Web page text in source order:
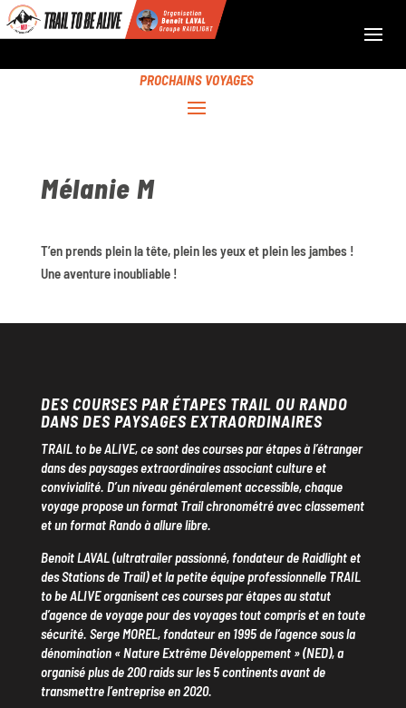
PROCHAINS VOYAGES
Mélanie M
T’en prends plein la tête, plein les yeux et plein les jambes !
Une aventure inoubliable !
DES COURSES PAR ÉTAPES TRAIL OU RANDO
DANS DES PAYSAGES EXTRAORDINAIRES
TRAIL to be ALIVE, ce sont des courses par étapes à l’étranger
dans des paysages extraordinaires associant culture et
convivialité. D’un niveau généralement accessible, chaque
voyage propose un format Trail chronométré avec classement
et un format Rando à allure libre.
Benoit LAVAL (ultratrailer passionné, fondateur de Raidlight et
des Stations de Trail) et la petite équipe professionnelle TRAIL
to be ALIVE organisent ces courses par étapes au statut
d’agence de voyage pour des voyages tout compris et en toute
sécurité. Serge MOREL, fondateur en 1995 de l’agence sous la
dénomination « Nature Extrême Développement » (NED), a
organisé plus de 200 raids sur les 5 continents avant de
transmettre l’entreprise en 2020.